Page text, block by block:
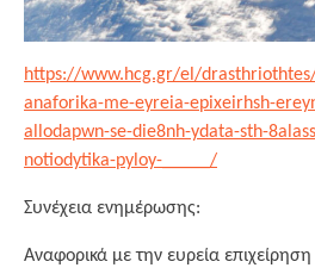
https://www.hcg.gr/el/
anaforika-me-eyreia-epixeirhsh-
allodapwn-se-die8nh-ydata-sth-
notiodytika-pyloy-_____/
Συνέχεια ενημέρωσης:
Αναφορικά με την ευρεία